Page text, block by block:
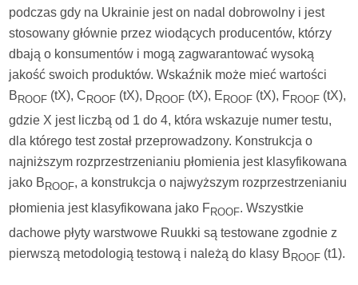
podczas gdy na Ukrainie jest on nadal dobrowolny i jest
stosowany głównie przez wiodących producentów, którzy
dbają o konsumentów i mogą zagwarantować wysoką
jakość swoich produktów. Wskaźnik może mieć wartości
B ROOF (tX), C ROOF (tX), D ROOF (tX), E ROOF (tX), FROOF (tX),
gdzie X jest liczbą od 1 do 4, która wskazuje numer testu,
dla którego test został przeprowadzony. Konstrukcja o
najniższym rozprzestrzenianiu płomienia jest klasyfikowana
jako B ROOF, a konstrukcja o najwyższym rozprzestrzenianiu
płomienia jest klasyfikowana jako FROOF. Wszystkie
dachowe płyty warstwowe Ruukki są testowane zgodnie z
pierwszą metodologią testową i należą do klasy B ROOF (t1).